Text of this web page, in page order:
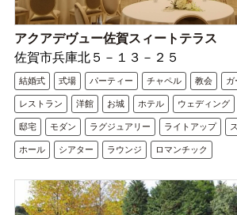
アクアデヴュー佐賀スィートテラス
佐賀市兵庫北５－１３－２５
結婚式 式場 パーティー チャペル 教会 ガ
レストラン 洋館 お城 ホテル ウェディング
邸宅 モダン ラグジュアリー ライトアップ
ホール シアター ラウンジ ロマンチック